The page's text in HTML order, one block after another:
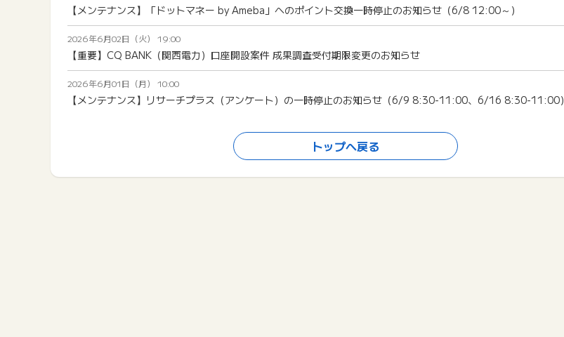
【メンテナンス】「ドットマネー by Ameba」へのポイント交換一時停止のお知らせ（6/8 12:00～）
2026年6月02日（火） 19:00
【重要】CQ BANK（関西電力）口座開設案件 成果調査受付期限変更のお知らせ
2026年6月01日（月） 10:00
【メンテナンス】リサーチプラス（アンケート）の一時停止のお知らせ（6/9 8:30-11:00、6/16 8:30-11:00）
トップへ戻る